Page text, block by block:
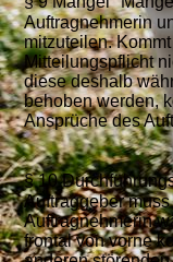
Auftragnehmerin
mitzuteilen.
Mitteilungspflicht
diese deshalb
behoben werden,
Ansprüche des
§ 10
Auftraggeber
Auftragnehmerin
frontal von vorne